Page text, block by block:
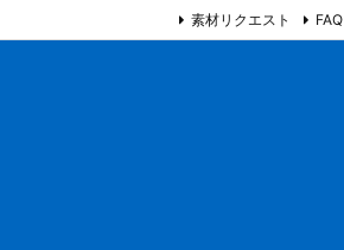
素材リクエスト FAQ